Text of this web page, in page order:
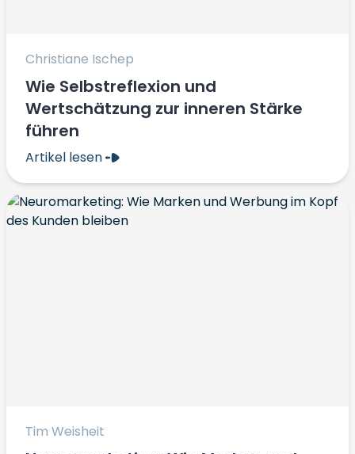
Christiane Ischep
Wie Selbstreflexion und
Wertschätzung zur inneren Stärke
führen
Artikel lesen
Tim Weisheit